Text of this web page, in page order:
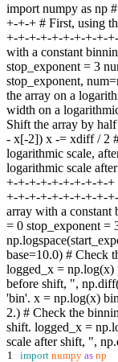
import numpy as np
+-+-+ # First, using
+-+-+-+-+-+-+-+-+-
with a constant
stop_exponent = 3
stop_exponent,
the array on a
width on a
Shift the array by
- x[-2]) x -= xdiff / 2
logarithmic scale,
logarithmic scale
+-+-+-+-+-+-+-+-+-+
+-+-+-+-+-+-+-+-+-
array with a constant
= 0 stop_exponent =
base=10.0) # Check
logged_x =
before shift, ",
'bin'. x = np.log(x)
2.) # Check the
shift. logged_x =
scale after shift, ",
1 import numpy as np